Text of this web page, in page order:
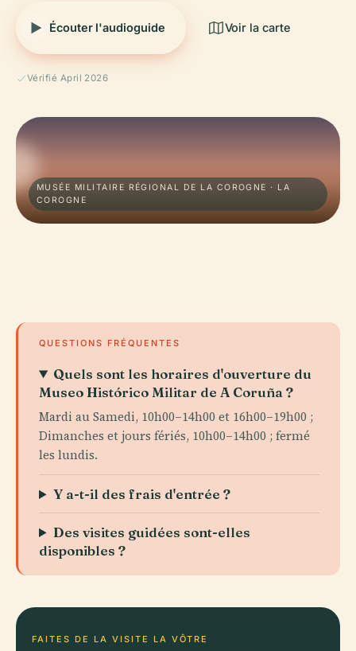
Écouter l'audioguide Voir la carte
Vérifié April 2026
MUSÉE MILITAIRE RÉGIONAL DE LA COROGNE · LA
COROGNE
QUESTIONS FRÉQUENTES
Quels sont les horaires d'ouverture du
Museo Histórico Militar de A Coruña ?
Mardi au Samedi, 10h00–14h00 et 16h00–19h00 ;
Dimanches et jours fériés, 10h00–14h00 ; fermé
les lundis.
Y a-t-il des frais d'entrée ?
Des visites guidées sont-elles
disponibles ?
FAITES DE LA VISITE LA VÔTRE